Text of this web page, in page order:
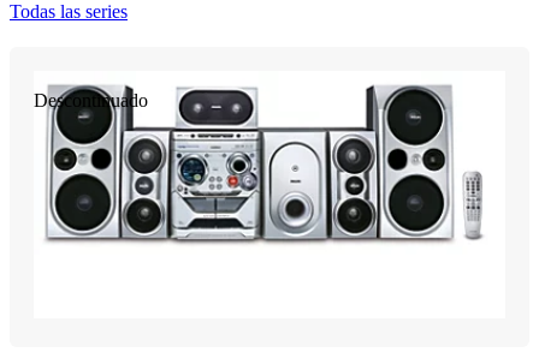
Todas las series
Descontinuado